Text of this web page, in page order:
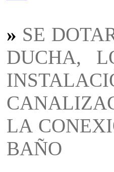
» SE
DUCHA,
LA
BAÑO